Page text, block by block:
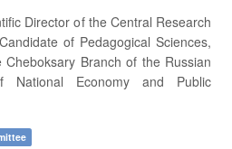
of Pedagogical Sciences,
Branch of the Russian
National Economy and Public